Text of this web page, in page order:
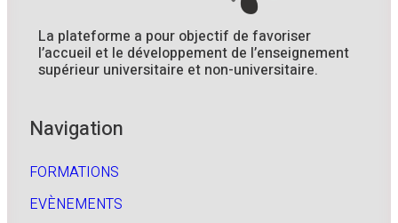
La plateforme a pour objectif de favoriser
l’accueil et le développement de l’enseignement
supérieur universitaire et non-universitaire.
Navigation
FORMATIONS
EVÈNEMENTS